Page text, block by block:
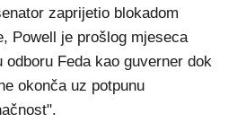
zaprijetio blokadom
Powell je prošlog mjeseca
odboru Feda kao guverner dok
okonča uz potpunu